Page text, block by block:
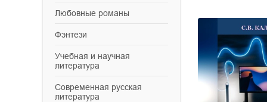
любовные романы
фэнтези
учебная и научная
литература
современная русская
литература